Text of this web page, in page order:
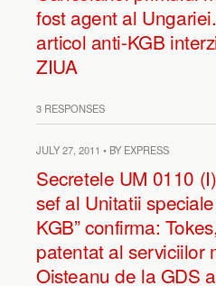
fost agent al
articol anti-KGB
ZIUA
3 RESPONSES
JULY 27, 2011 • BY EXPRESS
Secretele UM 0110
sef al Unitatii speciale
KGB” confirma:
patentat al serviciilor
Oisteanu de la GDS